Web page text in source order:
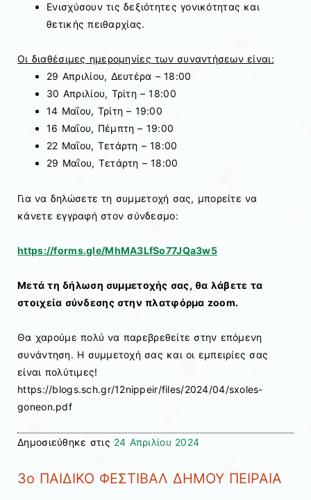
Ενισχύσουν τις δεξιότητες γονικότητας και
θετικής πειθαρχίας.
Οι διαθέσιμες ημερομηνίες των συναντήσεων είναι:
29 Απριλίου, Δευτέρα – 18:00
30 Απριλίου, Τρίτη – 18:00
14 Μαΐου, Τρίτη – 19:00
16 Μαΐου, Πέμπτη – 19:00
22 Μαΐου, Τετάρτη – 18:00
29 Μαΐου, Τετάρτη – 18:00
Για να δηλώσετε τη συμμετοχή σας, μπορείτε να
κάνετε εγγραφή στον σύνδεσμο:
https://forms.gle/MhMA3LfSo77JQa3w5
Μετά τη δήλωση συμμετοχής σας, θα λάβετε τα
στοιχεία σύνδεσης στην πλατφόρμα zoom.
Θα χαρούμε πολύ να παρεβρεθείτε στην επόμενη
συνάντηση. Η συμμετοχή σας και οι εμπειρίες σας
είναι πολύτιμες!
https://blogs.sch.gr/12nippeir/files/2024/04/sxoles-
goneon.pdf
Δημοσιεύθηκε στις 24 Απριλίου 2024
3ο ΠΑΙΔΙΚΟ ΦΕΣΤΙΒΑΛ ΔΗΜΟΥ ΠΕΙΡΑΙΑ